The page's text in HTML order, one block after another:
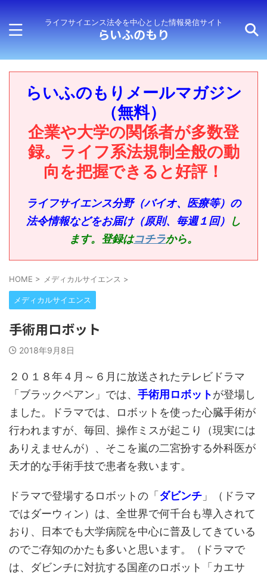
ライフサイエンス法令を中心とした情報発信サイト
らいふのもり
らいふのもりメールマガジン
（無料）
企業や大学の関係者が多数登
録。ライフ系法規制全般の動
向を把握できると好評！
ライフサイエンス分野（バイオ、医療等）の
法令情報などをお届け（原則、毎週１回）
し
ます。登録はコチラから。
HOME > メディカルサイエンス >
メディカルサイエンス
手術用ロボット
2018年9月8日
２０１８年４月～６月に放送されたテレビドラマ
「ブラックペアン」では、 手術用ロボットが登場し
ました。ドラマでは、ロボットを使った心臓手術が
行われますが、毎回、操作ミスが起こり（現実には
ありえませんが）、そこを嵐の二宮扮する外科医が
天才的な手術手技で患者を救います。
ドラマで登場するロボットの「 ダビンチ 」（ドラマ
ではダーウィン）は、全世界で何千台も導入されて
おり、日本でも大学病院を中心に普及してきている
のでご存知のかたも多いと思います。（ドラマで
は、ダビンチに対抗する国産のロボット「カエサ